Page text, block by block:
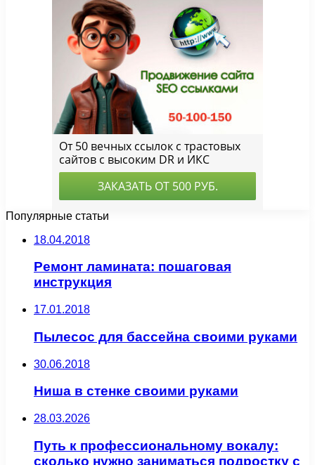
Популярные статьи
18.04.2018
Ремонт ламината: пошаговая
инструкция
17.01.2018
Пылесос для бассейна своими руками
30.06.2018
Ниша в стенке своими руками
28.03.2026
Путь к профессиональному вокалу:
сколько нужно заниматься подростку с